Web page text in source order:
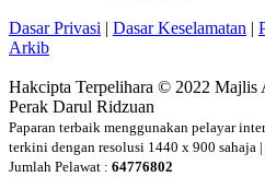
Dasar Privasi | Dasar Keselamatan |
Arkib
Hakcipta Terpelihara © 2022 Majlis
Perak Darul Ridzuan
Paparan terbaik menggunakan pelayar
terkini dengan resolusi 1440 x 900 sahaja
Jumlah Pelawat : 64776802